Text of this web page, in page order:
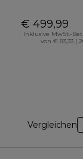
€ 499,99
Inklusive MwSt.-
von € 83,33 (
Vergleichen